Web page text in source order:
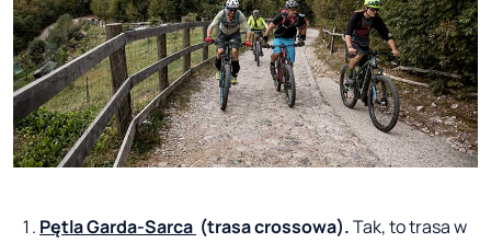
Pętla Garda-Sarca (trasa crossowa).Tak, to trasa w